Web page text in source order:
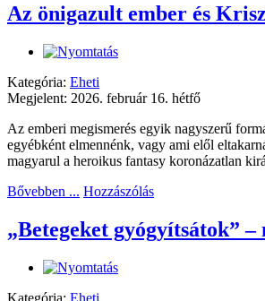
Az önigazult ember és
Kategória: Eheti
Megjelent: 2026. február 16. hétfő
Az emberi megismerés egyik nagyszerű
egyébként elmennénk, vagy ami elől
magyarul a heroikus fantasy koronázatlan
Bővebben ... Hozzászólás
„Betegeket gyógyítsátok”